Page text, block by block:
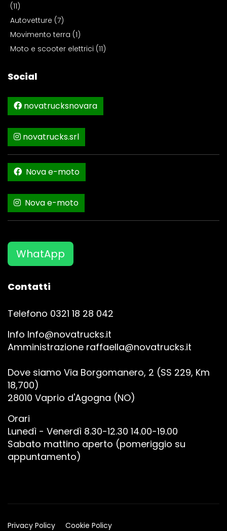
(11)
Autovetture (7)
Movimento terra (1)
Moto e scooter elettrici (11)
Social
novatrucksnovara
novatrucks.srl
Nova e-moto
Nova e-moto
WhatApp
Contatti
Telefono 0321 18 28 042
Info Info@novatrucks.it
Amministrazione raffaella@novatrucks.it
Dove siamo Via Borgomanero, 2 (SS 229, Km
18,700)
28010 Vaprio d'Agogna (NO)
Orari
Lunedì - Venerdì 8.30-12.30 14.00-19.00
Sabato mattino aperto (pomeriggio su
appuntamento)
Privacy Policy
Cookie Policy